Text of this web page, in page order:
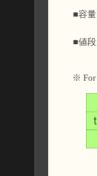
■容
■値段
※ For